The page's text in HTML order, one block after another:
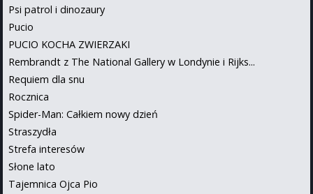
Psi patrol i dinozaury
Pucio
PUCIO KOCHA ZWIERZAKI
Rembrandt z The National Gallery w Londynie i Rijks...
Requiem dla snu
Rocznica
Spider-Man: Całkiem nowy dzień
Straszydła
Strefa interesów
Słone lato
Tajemnica Ojca Pio